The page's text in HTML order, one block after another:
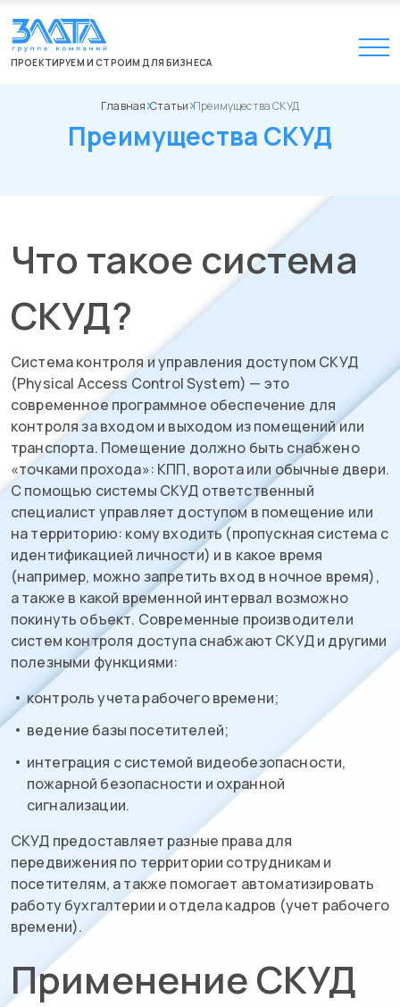
ПРОЕКТИРУЕМ И СТРОИМ ДЛЯ БИЗНЕСА
Главная Статьи Преимущества СКУД
Преимущества СКУД
Что такое система
СКУД?
Система контроля и управления доступом СКУД
(Physical Access Control System) — это
современное программное обеспечение для
контроля за входом и выходом из помещений или
транспорта. Помещение должно быть снабжено
«точками прохода»: КПП, ворота или обычные двери.
С помощью системы СКУД ответственный
специалист управляет доступом в помещение или
на территорию: кому входить (пропускная система с
идентификацией личности) и в какое время
(например, можно запретить вход в ночное время),
а также в какой временной интервал возможно
покинуть объект. Современные производители
систем контроля доступа снабжают СКУД и другими
полезными функциями:
контроль учета рабочего времени;
ведение базы посетителей;
интеграция с системой видеобезопасности,
пожарной безопасности и охранной
сигнализации.
СКУД предоставляет разные права для
передвижения по территории сотрудникам и
посетителям, а также помогает автоматизировать
работу бухгалтерии и отдела кадров (учет рабочего
времени).
Применение СКУД